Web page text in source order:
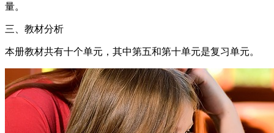
量。
三、教材分析
本册教材共有十个单元，其中第五和第十单元是复习单元。